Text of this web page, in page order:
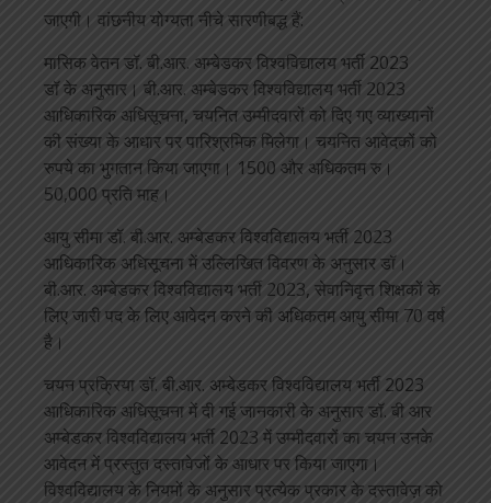
जाएगी। वांछनीय योग्यता नीचे सारणीबद्ध हैं:
मासिक वेतन डॉ. बी.आर. अम्बेडकर विश्वविद्यालय भर्ती 2023
डॉ के अनुसार। बी.आर. अम्बेडकर विश्वविद्यालय भर्ती 2023
आधिकारिक अधिसूचना, चयनित उम्मीदवारों को दिए गए व्याख्यानों
की संख्या के आधार पर पारिश्रमिक मिलेगा। चयनित आवेदकों को
रुपये का भुगतान किया जाएगा। 1500 और अधिकतम रु।
50,000 प्रति माह।
आयु सीमा डॉ. बी.आर. अम्बेडकर विश्वविद्यालय भर्ती 2023
आधिकारिक अधिसूचना में उल्लिखित विवरण के अनुसार डॉ।
बी.आर. अम्बेडकर विश्वविद्यालय भर्ती 2023, सेवानिवृत्त शिक्षकों के
लिए जारी पद के लिए आवेदन करने की अधिकतम आयु सीमा 70 वर्ष
है।
चयन प्रक्रिया डॉ. बी.आर. अम्बेडकर विश्वविद्यालय भर्ती 2023
आधिकारिक अधिसूचना में दी गई जानकारी के अनुसार डॉ. बी आर
अम्बेडकर विश्वविद्यालय भर्ती 2023 में उम्मीदवारों का चयन उनके
आवेदन में प्रस्तुत दस्तावेजों के आधार पर किया जाएगा।
विश्वविद्यालय के नियमों के अनुसार प्रत्येक प्रकार के दस्तावेज़ को